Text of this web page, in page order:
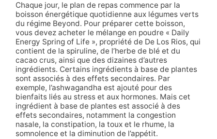
Chaque jour, le plan de repas commence par la
boisson énergétique quotidienne aux légumes verts
du régime Beyond. Pour préparer cette boisson,
vous devez acheter le mélange en poudre « Daily
Energy Spring of Life », propriété de De Los Rios, qui
contient de la spiruline, de l’herbe de blé et du
cacao crus, ainsi que des dizaines d’autres
ingrédients. Certains ingrédients à base de plantes
sont associés à des effets secondaires. Par
exemple, l’ashwagandha est ajouté pour des
bienfaits liés au stress et aux hormones. Mais cet
ingrédient à base de plantes est associé à des
effets secondaires, notamment la congestion
nasale, la constipation, la toux et le rhume, la
somnolence et la diminution de l’appétit.